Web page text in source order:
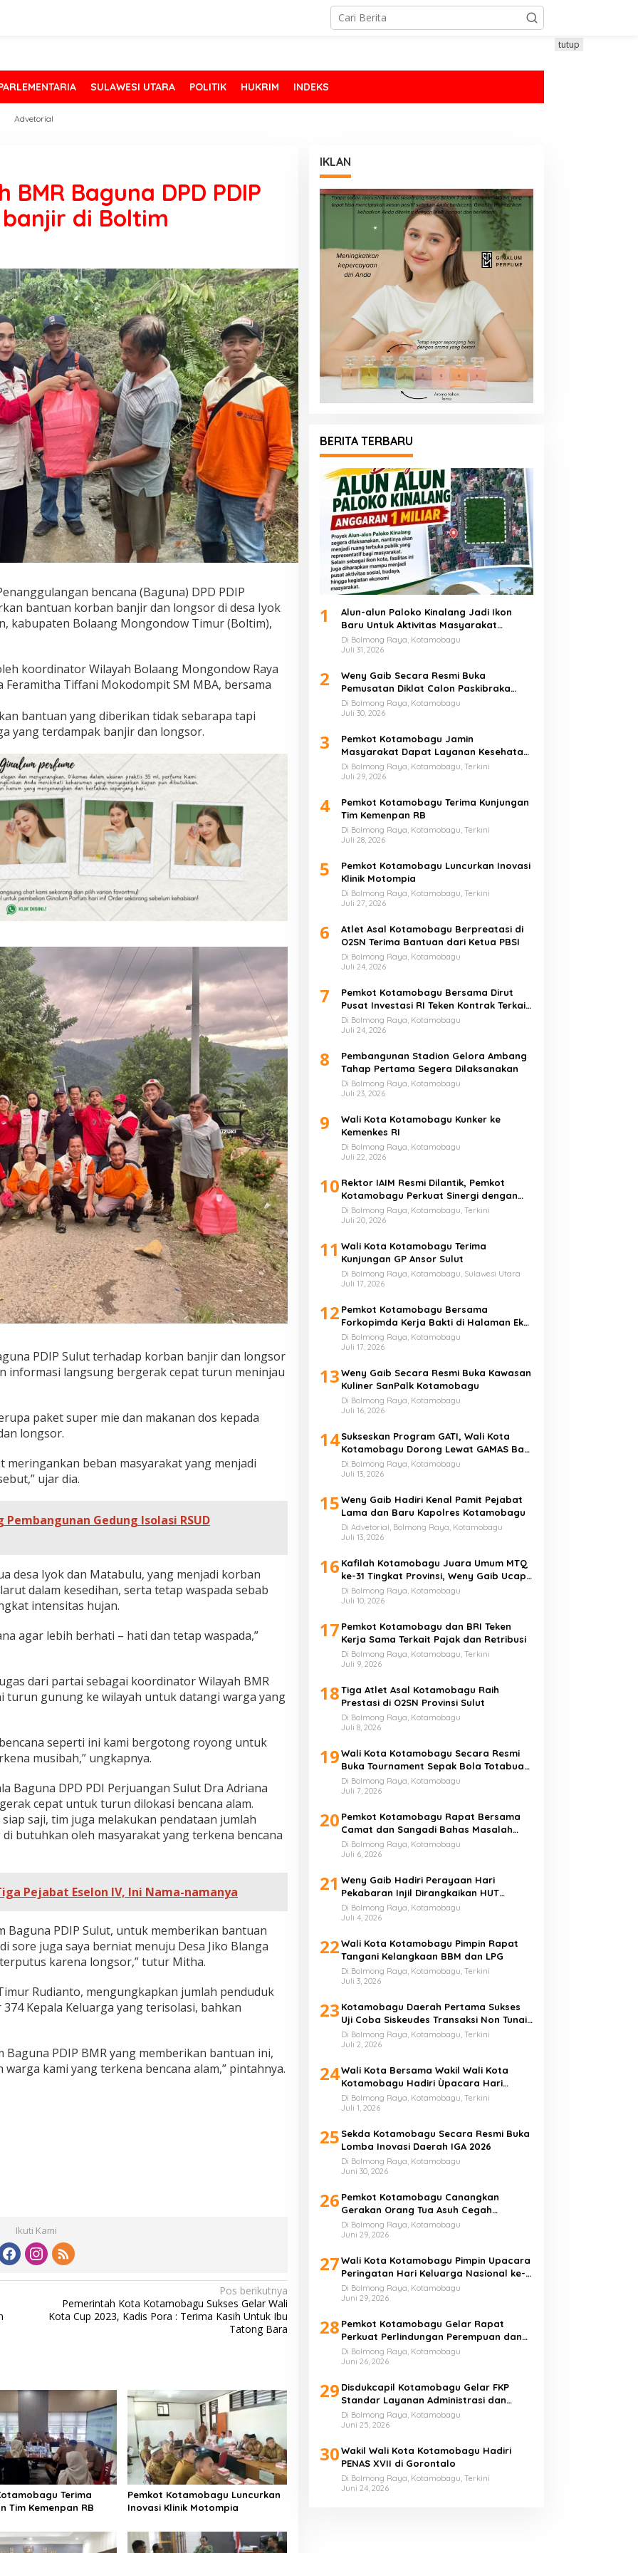
SULAWESI UTARA POLITIK HUKRIM INDEKS
Advetorial
tutup
Baguna DPD PDIP
di Boltim
bencana (Baguna) DPD PDIP
bantuan korban banjir dan longsor di desa Iyok
kabupaten Bolaang Mongondow Timur (Boltim),
koordinator Wilayah Bolaang Mongondow Raya
Feramitha Tiffani Mokodompit SM MBA, bersama
bantuan yang diberikan tidak sebarapa tapi
yang terdampak banjir dan longsor.
PDIP Sulut terhadap korban banjir dan longsor
informasi langsung bergerak cepat turun meninjau
paket super mie dan makanan dos kepada
longsor.
meringankan beban masyarakat yang menjadi
ujar dia.
Gedung Isolasi RSUD
desa Iyok dan Matabulu, yang menjadi korban
dalam kesedihan, serta tetap waspada sebab
intensitas hujan.
agar lebih berhati – hati dan tetap waspada,”
dari partai sebagai koordinator Wilayah BMR
turun gunung ke wilayah untuk datangi warga yang
seperti ini kami bergotong royong untuk
musibah,” ungkapnya.
Baguna DPD PDI Perjuangan Sulut Dra Adriana
cepat untuk turun dilokasi bencana alam.
saji, tim juga melakukan pendataan jumlah
butuhkan oleh masyarakat yang terkena bencana
Pejabat Eselon IV, Ini Nama-namanya
Baguna PDIP Sulut, untuk memberikan bantuan
sore juga saya berniat menuju Desa Jiko Blanga
karena longsor,” tutur Mitha.
Rudianto, mengungkapkan jumlah penduduk
Kepala Keluarga yang terisolasi, bahkan
Baguna PDIP BMR yang memberikan bantuan ini,
kami yang terkena bencana alam,” pintahnya.
Ikuti Kami
Pos berikutnya
Pemerintah Kota Kotamobagu Sukses Gelar Wali
Kota Cup 2023, Kadis Pora : Terima Kasih Untuk Ibu
Tatong Bara
Terima
Tim Kemenpan RB
Pemkot Kotamobagu Luncurkan
Inovasi Klinik Motompia
IKLAN
BERITA TERBARU
1
Alun-alun Paloko Kinalang Jadi Ikon
Baru Untuk Aktivitas Masyarakat
Kotamobagu
Di Bolmong Raya, Kotamobagu
Juli 31, 2026
2
Weny Gaib Secara Resmi Buka
Pemusatan Diklat Calon Paskibraka
Kotamobagu
Di Bolmong Raya, Kotamobagu
Juli 30, 2026
3
Pemkot Kotamobagu Jamin
Masyarakat Dapat Layanan Kesehatan
Gratis
Di Bolmong Raya, Kotamobagu, Terkini
Juli 29, 2026
4
Pemkot Kotamobagu Terima Kunjungan
Tim Kemenpan RB
Di Bolmong Raya, Kotamobagu, Terkini
Juli 28, 2026
5
Pemkot Kotamobagu Luncurkan Inovasi
Klinik Motompia
Di Bolmong Raya, Kotamobagu, Terkini
Juli 27, 2026
6
Atlet Asal Kotamobagu Berpreatasi di
O2SN Terima Bantuan dari Ketua PBSI
Di Bolmong Raya, Kotamobagu
Juli 24, 2026
7
Pemkot Kotamobagu Bersama Dirut
Pusat Investasi RI Teken Kontrak Terkait
UMKM
Di Bolmong Raya, Kotamobagu
Juli 24, 2026
8
Pembangunan Stadion Gelora Ambang
Tahap Pertama Segera Dilaksanakan
Di Bolmong Raya, Kotamobagu
Juli 23, 2026
9
Wali Kota Kotamobagu Kunker ke
Kemenkes RI
Di Bolmong Raya, Kotamobagu
Juli 22, 2026
10 Rektor IAIM Resmi Dilantik, Pemkot
Kotamobagu Perkuat Sinergi dengan
Perguruan Tinggi
Di Bolmong Raya, Kotamobagu, Terkini
Juli 20, 2026
11 Wali Kota Kotamobagu Terima
Kunjungan GP Ansor Sulut
Di Bolmong Raya, Kotamobagu, Sulawesi Utara
Juli 17, 2026
12 Pemkot Kotamobagu Bersama
Forkopimda Kerja Bakti di Halaman Eks
Kantor Bupati Bolmong
Di Bolmong Raya, Kotamobagu
Juli 17, 2026
13Weny Gaib Secara Resmi Buka Kawasan
Kuliner SanPalk Kotamobagu
Di Bolmong Raya, Kotamobagu
Juli 16, 2026
14 Sukseskan Program GATI, Wali Kota
Kotamobagu Dorong Lewat GAMAS Bagi
Anak Sekolah
Di Bolmong Raya, Kotamobagu
Juli 13, 2026
15Weny Gaib Hadiri Kenal Pamit Pejabat
Lama dan Baru Kapolres Kotamobagu
Di Advetorial, Bolmong Raya, Kotamobagu
Juli 13, 2026
16 Kafilah Kotamobagu Juara Umum MTQ
ke-31 Tingkat Provinsi, Weny Gaib Ucap
Syukur
Di Bolmong Raya, Kotamobagu
Juli 10, 2026
17 Pemkot Kotamobagu dan BRI Teken
Kerja Sama Terkait Pajak dan Retribusi
Di Bolmong Raya, Kotamobagu, Terkini
Juli 9, 2026
18Tiga Atlet Asal Kotamobagu Raih
Prestasi di O2SN Provinsi Sulut
Di Bolmong Raya, Kotamobagu
Juli 8, 2026
19Wali Kota Kotamobagu Secara Resmi
Buka Tournament Sepak Bola Totabuan
Champion League
Di Bolmong Raya, Kotamobagu
Juli 7, 2026
20 Pemkot Kotamobagu Rapat Bersama
Camat dan Sangadi Bahas Masalah
Sampah
Di Bolmong Raya, Kotamobagu
Juli 6, 2026
21 Weny Gaib Hadiri Perayaan Hari
Pekabaran Injil Dirangkaikan HUT
GMIBM Bersinode ke-76
Di Bolmong Raya, Kotamobagu
Juli 4, 2026
22Wali Kota Kotamobagu Pimpin Rapat
Tangani Kelangkaan BBM dan LPG
Di Bolmong Raya, Kotamobagu, Terkini
Juli 3, 2026
23 Kotamobagu Daerah Pertama Sukses
Uji Coba Siskeudes Transaksi Non Tunai
di Desa
Di Bolmong Raya, Kotamobagu, Terkini
Juli 2, 2026
24Wali Kota Bersama Wakil Wali Kota
Kotamobagu Hadiri Ùpacara Hari
Bhayangkara ke-80
Di Bolmong Raya, Kotamobagu, Terkini
Juli 1, 2026
25 Sekda Kotamobagu Secara Resmi Buka
Lomba Inovasi Daerah IGA 2026
Di Bolmong Raya, Kotamobagu
Juni 30, 2026
26 Pemkot Kotamobagu Canangkan
Gerakan Orang Tua Asuh Cegah
Stunting
Di Bolmong Raya, Kotamobagu
Juni 29, 2026
27Wali Kota Kotamobagu Pimpin Upacara
Peringatan Hari Keluarga Nasional ke-
33 Tahun
Di Bolmong Raya, Kotamobagu
Juni 29, 2026
28 Pemkot Kotamobagu Gelar Rapat
Perkuat Perlindungan Perempuan dan
Anak
Di Bolmong Raya, Kotamobagu
Juni 26, 2026
29 Disdukcapil Kotamobagu Gelar FKP
Standar Layanan Administrasi dan
Kependudukan
Di Bolmong Raya, Kotamobagu
Juni 25, 2026
30Wakil Wali Kota Kotamobagu Hadiri
PENAS XVII di Gorontalo
Di Bolmong Raya, Kotamobagu, Terkini
Juni 24, 2026